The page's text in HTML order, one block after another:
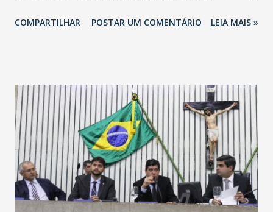
Havan Fortaleza ainda não foi anunciada oficialmente, mas
COMPARTILHAR POSTAR UM COMENTÁRIO LEIA MAIS »